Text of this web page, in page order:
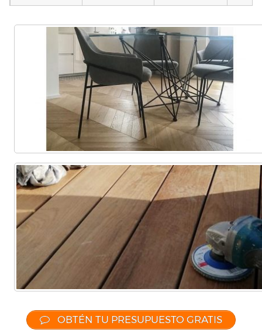
parquet o
Comercial
parquet o
Tarima
Vivienda
(Completa)
parquet o
Tarima
Vivienda
(Parcial)
OBTÉN TU PRESUPUESTO GRATIS